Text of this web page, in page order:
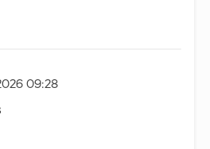
09:28